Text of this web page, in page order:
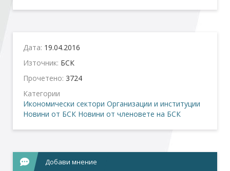
Дата: 19.04.2016
Източник: БСК
Прочетено: 3724
Категории
Икономически сектори Организации и институции
Новини от БСК Новини от членовете на БСК
Добави мнение